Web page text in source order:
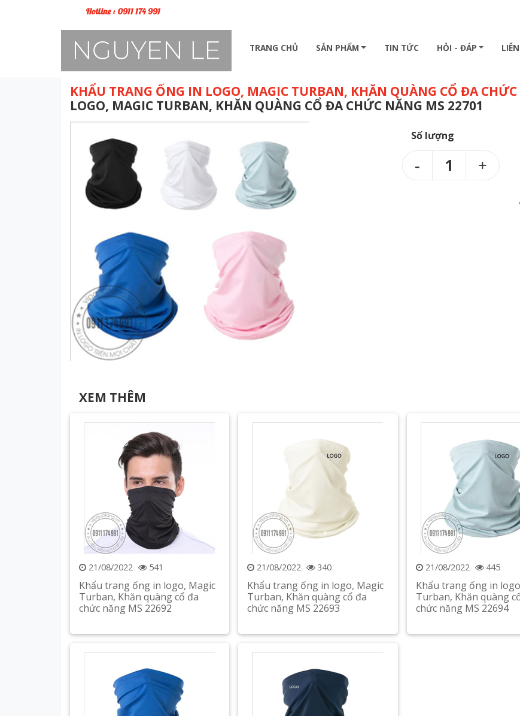
Hotline : 0911 174 991
TRANG CHỦ SẢN PHẨM TIN TỨC HỎI - ĐÁP
KHẨU TRANG ỐNG IN LOGO, MAGIC TURBAN, KHĂN QUÀNG CỔ ĐA
LOGO, MAGIC TURBAN, KHĂN QUÀNG CỔ ĐA CHỨC NĂNG MS 22701
Số lượng
1
XEM THÊM
21/08/2022 541
Khẩu trang ống in logo, Magic
Turban, Khăn quàng cổ đa
chức năng MS 22692
Xem chi tiết
21/08/2022 340
Khẩu trang ống in logo, Magic
Turban, Khăn quàng cổ đa
chức năng MS 22693
Xem chi tiết
21/08/2022 445
Khẩu trang ống in
Turban, Khăn quàng
chức năng MS 22694
Xem chi tiết